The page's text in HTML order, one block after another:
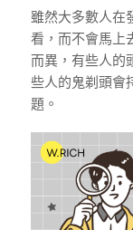
雖然大多數人在
看，而不會馬上
而異，有些人的
些人的鬼剃頭會
題。